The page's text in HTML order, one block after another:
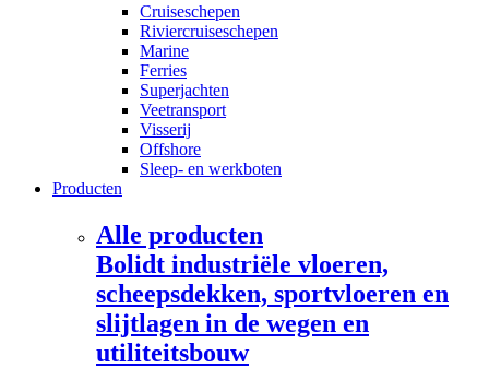
Cruiseschepen
Riviercruiseschepen
Marine
Ferries
Superjachten
Veetransport
Visserij
Offshore
Sleep- en werkboten
Producten
Alle producten
Bolidt industriële vloeren,
scheepsdekken, sportvloeren en
slijtlagen in de wegen en
utiliteitsbouw